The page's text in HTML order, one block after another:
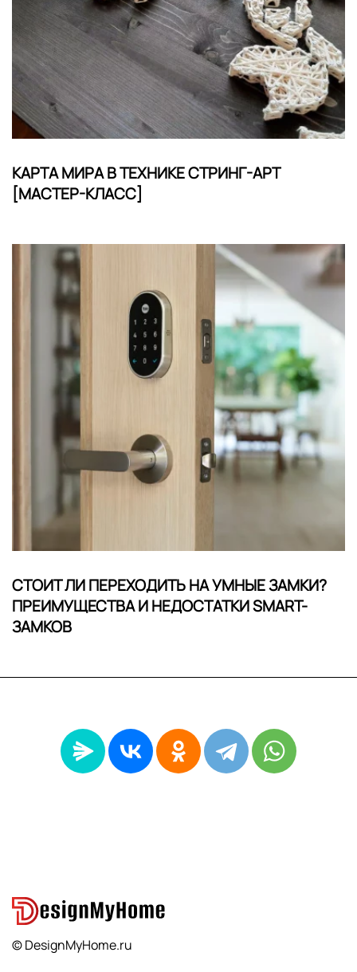
КАРТА МИРА В ТЕХНИКЕ СТРИНГ-АРТ
[МАСТЕР-КЛАСС]
СТОИТ ЛИ ПЕРЕХОДИТЬ НА УМНЫЕ ЗАМКИ?
ПРЕИМУЩЕСТВА И НЕДОСТАТКИ SMART-
ЗАМКОВ
© DesignMyHome.ru